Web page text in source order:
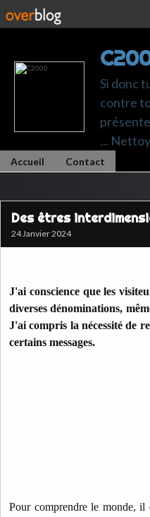
Si donc
contre
...
Accueil Contact
Des êtres
24 Janvier 2024
J'ai conscience que les
diverses dénominations,
J'ai compris la nécessité de
certains messages.
Pour comprendre le monde,